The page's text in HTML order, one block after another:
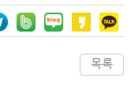
목록